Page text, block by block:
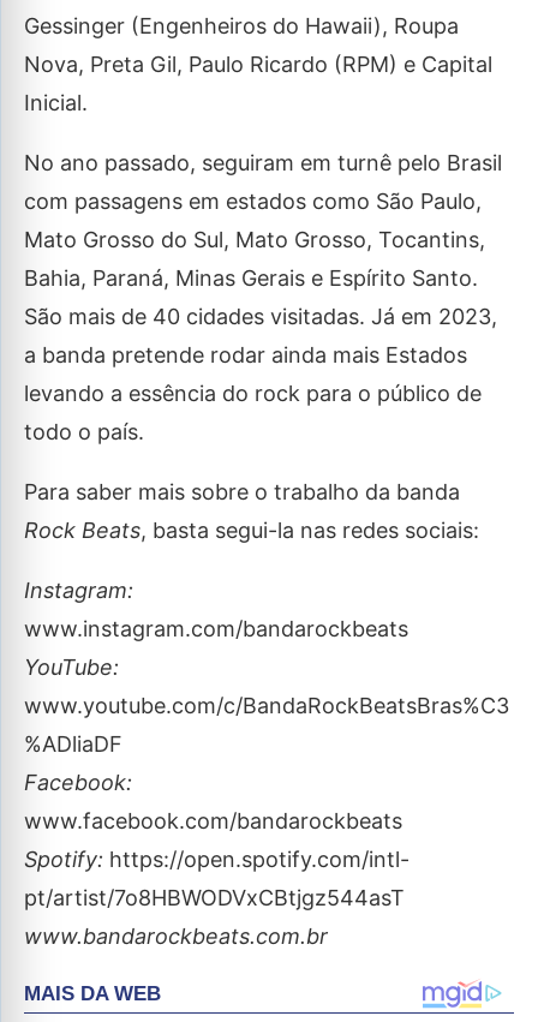
Gessinger (Engenheiros do Hawaii), Roupa
Nova, Preta Gil, Paulo Ricardo (RPM) e Capital
Inicial.
No ano passado, seguiram em turnê pelo Brasil
com passagens em estados como São Paulo,
Mato Grosso do Sul, Mato Grosso, Tocantins,
Bahia, Paraná, Minas Gerais e Espírito Santo.
São mais de 40 cidades visitadas. Já em 2023,
a banda pretende rodar ainda mais Estados
levando a essência do rock para o público de
todo o país.
Para saber mais sobre o trabalho da banda
Rock Beats, basta segui-la nas redes sociais:
Instagram:
www.instagram.com/bandarockbeats
YouTube:
www.youtube.com/c/BandaRockBeatsBras%C3
%ADliaDF
Facebook:
www.facebook.com/bandarockbeats
Spotify: https://open.spotify.com/intl-
pt/artist/7o8HBWODVxCBtjgz544asT
www.bandarockbeats.com.br